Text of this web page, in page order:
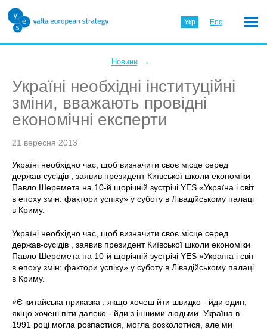
Укр Eng
Новини ←
Україні необхідні інституційні
зміни, вважають провідні
економічні експерти
21 вересня 2013
Україні необхідно час, щоб визначити своє місце серед
держав-сусідів , заявив президент Київської школи економіки
Павло Шеремета на 10-й щорічній зустрічі YES «Україна і світ
в епоху змін: фактори успіху» у суботу в Лівадійському палаці
в Криму.
Україні необхідно час, щоб визначити своє місце серед
держав-сусідів , заявив президент Київської школи економіки
Павло Шеремета на 10-й щорічній зустрічі YES «Україна і світ
в епоху змін: фактори успіху» у суботу в Лівадійському палаці
в Криму.
«Є китайська приказка : якщо хочеш йти швидко - йди один,
якщо хочеш піти далеко - йди з іншими людьми. Україна в
1991 році могла розпастися, могла розколотися, але ми